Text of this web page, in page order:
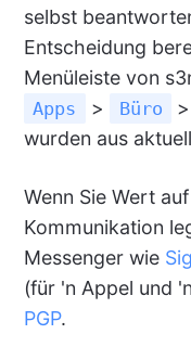
selbst
Entscheidung
Menüleiste von
Apps > Büro >
wurden aus
Wenn Sie Wert
Kommunikation
Messenger wie
(für 'n Appel und
PGP.